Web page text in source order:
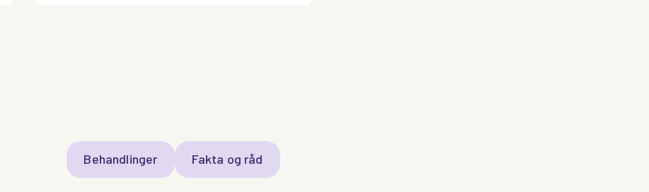
Behandlinger Fakta og råd